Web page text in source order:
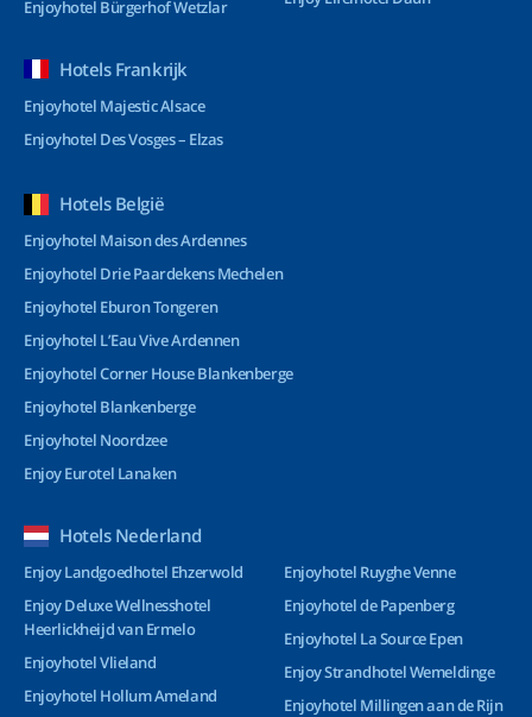
Enjoyhotel Bürgerhof Wetzlar
Hotels Frankrijk
Enjoyhotel Majestic Alsace
Enjoyhotel Des Vosges – Elzas
Hotels België
Enjoyhotel Maison des Ardennes
Enjoyhotel Drie Paardekens Mechelen
Enjoyhotel Eburon Tongeren
Enjoyhotel L’Eau Vive Ardennen
Enjoyhotel Corner House Blankenberge
Enjoyhotel Blankenberge
Enjoyhotel Noordzee
Enjoy Eurotel Lanaken
Hotels Nederland
Enjoy Landgoedhotel Ehzerwold
Enjoy Deluxe Wellnesshotel
Heerlickheijd van Ermelo
Enjoyhotel Vlieland
Enjoyhotel Hollum Ameland
Enjoyhotel Ruyghe Venne
Enjoyhotel de Papenberg
Enjoyhotel La Source Epen
Enjoy Strandhotel Wemeldinge
Enjoyhotel Millingen aan de Rijn